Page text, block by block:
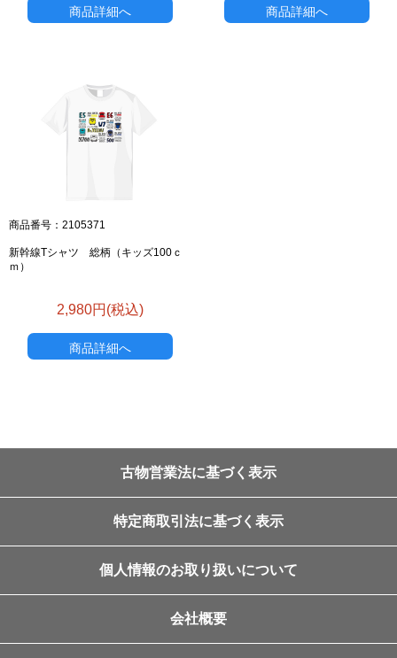
商品詳細へ 商品詳細へ
商品番号：2105371
新幹線Tシャツ 総柄（キッズ100ｃ
ｍ）
2,980円(税込)
商品詳細へ
古物営業法に基づく表示
特定商取引法に基づく表示
個人情報のお取り扱いについて
会社概要